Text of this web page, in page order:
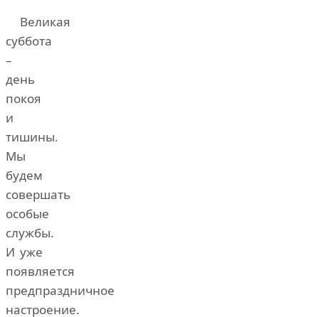
Великая
суббота
–
день
покоя
и
тишины.
Мы
будем
совершать
особые
службы.
И уже
появляется
предпраздничное
настроение.